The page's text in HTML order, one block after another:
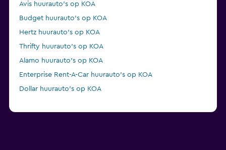
Avis huurauto's op KOA
Budget huurauto's op KOA
Hertz huurauto's op KOA
Thrifty huurauto's op KOA
Alamo huurauto's op KOA
Enterprise Rent-A-Car huurauto's op KOA
Dollar huurauto's op KOA